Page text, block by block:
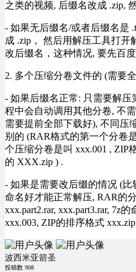
之类的视频, 后缀名改成 .zip,
- 如果无后缀名/或者后缀名是
成 .zip， 然后用解压工具打开
改后缀名，这种情况, 要先百
2. 多个压缩分卷文件的 (需要
- 如果后缀名正常: 只需要解
程中会自动调用其他分卷, 不
需要提前全部下载好), 不同压
别的 (RAR格式的第一个分卷
个压缩分卷是叫 xxx.001 , ZIP
的 XXX.zip ) .
- 如果是需要改后缀的情况 (
命名好才能正常解压, RAR的
xxx.part2.rar, xxx.part3.rar, 7z
xxx.003, ZIP的排序格式
波西米亚箭圣
投稿数 908